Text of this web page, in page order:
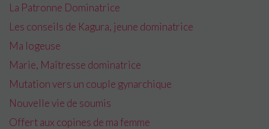
La Patronne Dominatrice
Les conseils de Kagura, jeune dominatrice
Ma logeuse
Marie, Maîtresse dominatrice
Mutation vers un couple gynarchique
Nouvelle vie de soumis
Offert aux copines de ma femme